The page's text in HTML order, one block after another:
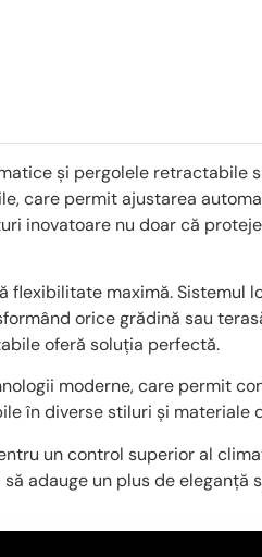
și pergolele
care permit ajustarea
inovatoare nu doar că
flexibilitate maximă.
orice grădină sau
oferă soluția perfectă.
moderne, care permit
în diverse stiluri și
un control superior al
adauge un plus de eleganță